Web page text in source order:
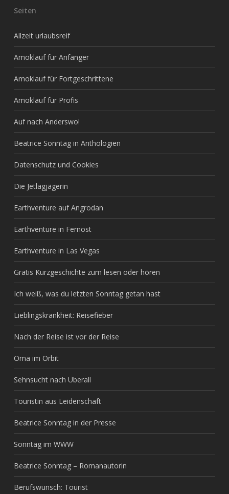
Seiten
Allzeit urlaubsreif
Amoklauf für Anfänger
Amoklauf für Fortgeschrittene
Amoklauf für Profis
Auf nach Anderswo!
Beatrice Sonntag in Anthologien
Datenschutz und Cookies
Die Jetlagjägerin
Earthventure auf Angrodan
Earthventure in Fernost
Earthventure in Las Vegas
Gratis Kurzgeschichte zum lesen oder hören
Ich weiß, was du letzten Sonntag getan hast
Lieblingskrankheit: Reisefieber
Nach der Reise ist vor der Reise
Oma im Orbit
Sehnsucht nach Überall
Touristin aus Leidenschaft
Beatrice Sonntag in der Presse
Sonntag im WWW
Beatrice Sonntag – Romanautorin
Berufswunsch: Tourist